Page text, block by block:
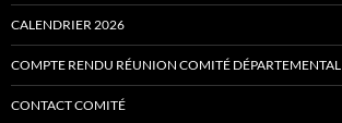
CALENDRIER 2026
COMPTE RENDU RÉUNION COMITÉ DÉPARTEMENTAL
CONTACT COMITÉ